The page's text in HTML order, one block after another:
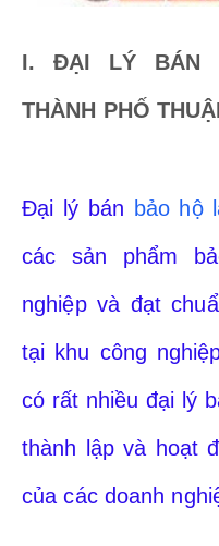
I. ĐẠI LÝ BÁN
THÀNH PHỐ
Đại lý bán bảo hộ
các sản phẩm
nghiệp và đạt
tại khu công
có rất nhiều đại lý
thành lập và hoạt
của các doanh